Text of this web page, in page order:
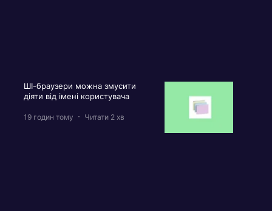
ШІ-браузери можна змусити
діяти від імені користувача
19 годин тому Читати 2 хв